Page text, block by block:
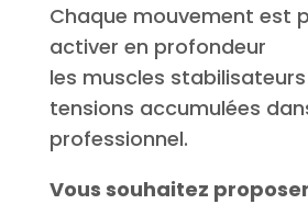
Chaque mouvement est
activer en profondeur
les muscles
tensions accumulées
professionnel.
Vous souhaitez